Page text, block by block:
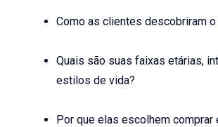
Como as clientes descobriram o
Quais são suas faixas etárias,
estilos de vida?
Por que elas escolhem comprar